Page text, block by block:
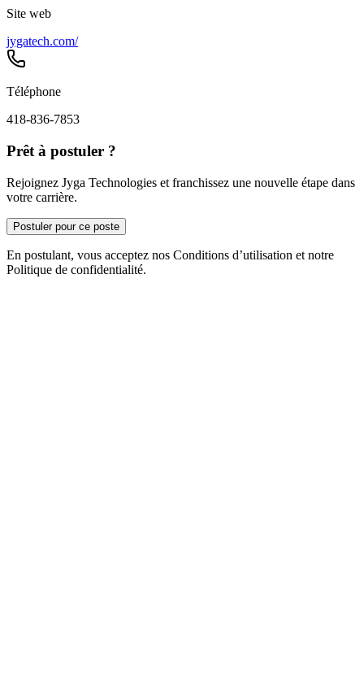
Site web
jygatech.com/
Téléphone
418-836-7853
Prêt à postuler ?
Rejoignez Jyga Technologies et franchissez une nouvelle étape dans
votre carrière.
Postuler pour ce poste
En postulant, vous acceptez nos Conditions d’utilisation et notre
Politique de confidentialité.